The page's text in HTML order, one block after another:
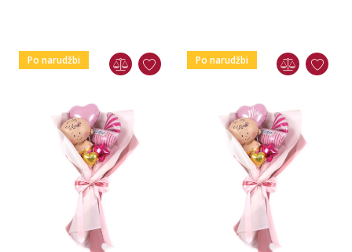
Po narudžbi Po narudžbi